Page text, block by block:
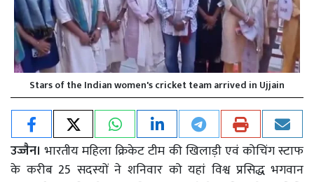
Stars of the Indian women's cricket team arrived in Ujjain
उज्जैन।भारतीय महिला क्रिकेट टीम की खिलाड़ी एवं कोचिंग स्टाफ
के करीब 25 सदस्यों ने शनिवार को यहां विश्व प्रसिद्ध भगवान